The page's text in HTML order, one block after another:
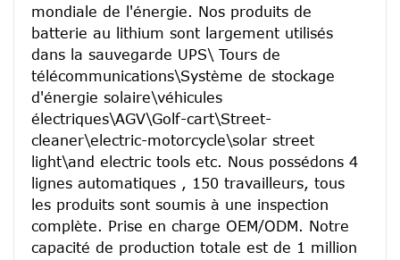
mondiale de l'énergie. Nos produits de
batterie au lithium sont largement utilisés
dans la sauvegarde UPS\ Tours de
télécommunications\Système de stockage
d'énergie solaire\véhicules
électriques\AGV\Golf-cart\Street-
cleaner\electric-motorcycle\solar street
light\and electric tools etc. Nous possédons 4
lignes automatiques , 150 travailleurs, tous
les produits sont soumis à une inspection
complète. Prise en charge OEM/ODM. Notre
capacité de production totale est de 1 million